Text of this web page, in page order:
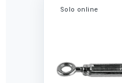
Solo online